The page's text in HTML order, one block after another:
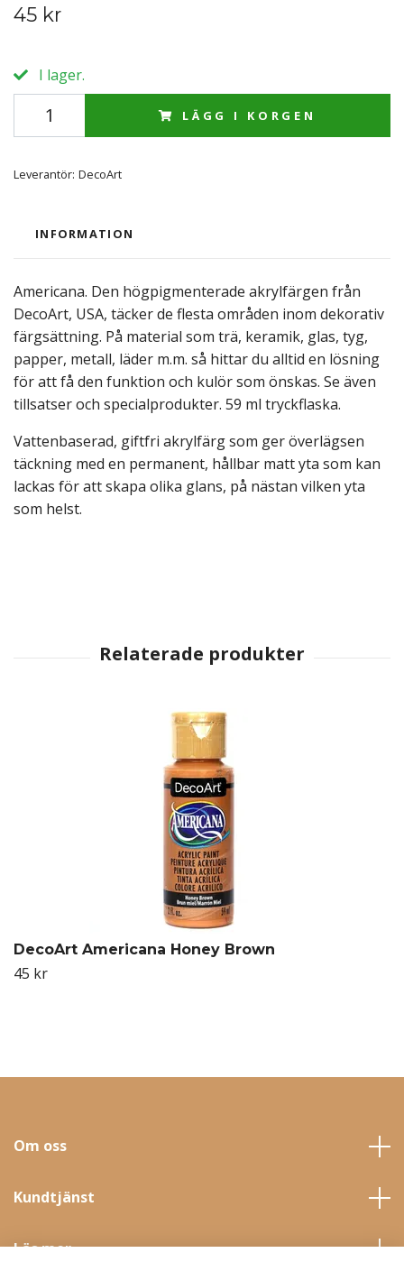
45 kr
I lager.
LÄGG I KORGEN
Leverantör: DecoArt
INFORMATION
Americana. Den högpigmenterade akrylfärgen från
DecoArt, USA, täcker de flesta områden inom dekorativ
färgsättning. På material som trä, keramik, glas, tyg,
papper, metall, läder m.m. så hittar du alltid en lösning
för att få den funktion och kulör som önskas. Se även
tillsatser och specialprodukter. 59 ml tryckflaska.
Vattenbaserad, giftfri akrylfärg som ger överlägsen
täckning med en permanent, hållbar matt yta som kan
lackas för att skapa olika glans, på nästan vilken yta
som helst.
DecoArt Americana Honey Brown
45 kr
Om oss
Kundtjänst
Läs mer